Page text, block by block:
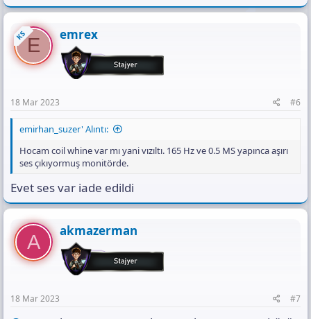
KSE emrex
18 Mar 2023 #6
emirhan_suzer' Alıntı:
Hocam coil whine var mı yani vızıltı. 165 Hz ve 0.5 MS yapınca aşırı
ses çıkıyormuş monitörde.
Evet ses var iade edildi
A akmazerman
18 Mar 2023 #7